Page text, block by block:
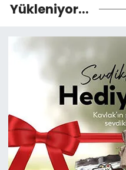
Yükleniyor...